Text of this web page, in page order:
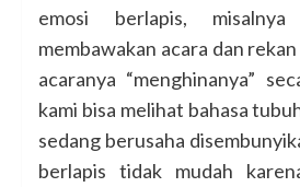
emosi berlapis,
membawakan acara dan
acaranya “menghinanya”
kami bisa melihat bahasa
sedang berusaha
berlapis tidak mudah